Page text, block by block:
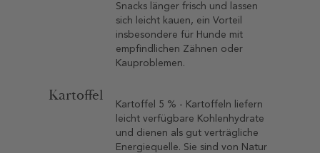
Snacks länger frisch und lassen
sich leicht kauen, ein Vorteil
insbesondere für Hunde mit
empfindlichen Zähnen oder
Kauproblemen.
Kartoffel
Kartoffel 5 % - Kartoffeln liefern
leicht verfügbare Kohlenhydrate
und dienen als gut verträgliche
Energiequelle. Sie sind von Natur